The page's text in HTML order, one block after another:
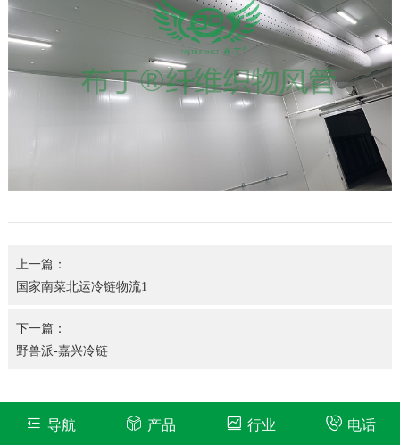
上一篇：
国家南菜北运冷链物流1
下一篇：
野兽派-嘉兴冷链
导航 产品 行业 电话